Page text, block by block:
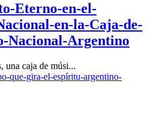
Eterno-en-el-
en-la-Caja-de-
Nacional-Argentino
una caja de músi...